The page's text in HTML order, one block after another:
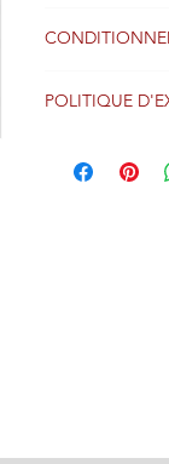
POLITIQUE
suivant la